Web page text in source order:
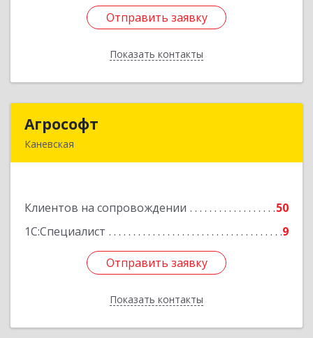
Отправить заявку
Показать контакты
Отправить заявку
Назад
Агрософт
Каневская
Клиентов на сопровождении
50
1С:Специалист
9
Отправить заявку
Показать контакты
Подробнее
Отправить заявку
Назад